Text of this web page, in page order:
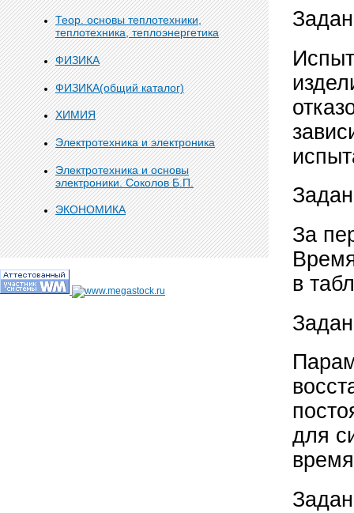
Теор. основы теплотехники,
теплотехника, теплоэнергетика
ФИЗИКА
ФИЗИКА(общий каталог)
ХИМИЯ
Электротехника и электроника
Электротехника и основы
электроники. Соколов Б.П.
ЭКОНОМИКА
За
в
для